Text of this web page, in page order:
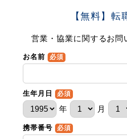
【無料】転
営業・協業に関するお問
お名前 必須
生年月日 必須
年 月
携帯番号 必須